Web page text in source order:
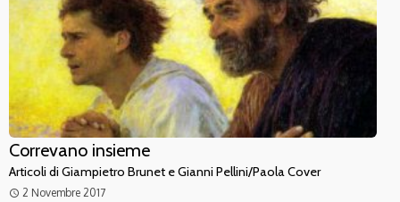
Correvano insieme
Articoli di Giampietro Brunet e Gianni Pellini/Paola Cover
access_time 2 Novembre 2017